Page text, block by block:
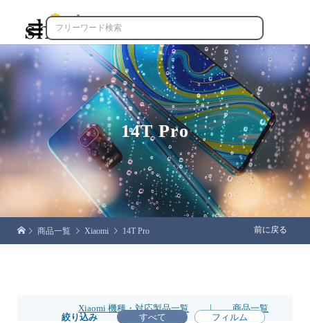

14T Pro
商品一覧 Xiaomi 14T Pro 前に戻る
Xiaomi 機種・対応製品一覧 |
商品一覧
絞り込み
すべて
フィルム